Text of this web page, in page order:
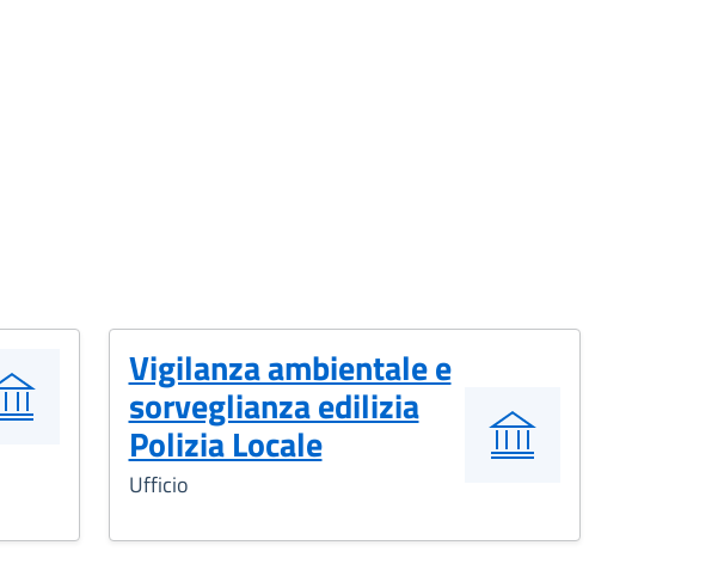
Vigilanza ambientale e
sorveglianza edilizia
Polizia Locale
Ufficio